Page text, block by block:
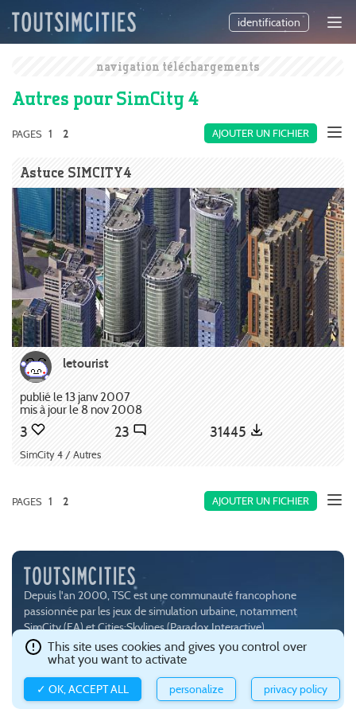
identification
navigation téléchargements
Autres pour SimCity 4
AJOUTER UN FICHIER
PAGES 1 2
Astuce SIMCITY4
letourist
publié le 13 janv 2007
mis à jour le 8 nov 2008
3 23 31445
SimCity 4 / Autres
AJOUTER UN FICHIER
PAGES 1 2
Depuis l'an 2000, TSC est une communauté francophone
passionnée par les jeux de simulation urbaine, notamment
SimCity (EA) et Cities:Skylines (Paradox Interactive).
Ce site est hébergé avec brio parGandi.Confidentialité et gestion
des cookies.
This site uses cookies and gives you control over
what you want to activate
✓ OK, ACCEPT ALL personalize privacy policy